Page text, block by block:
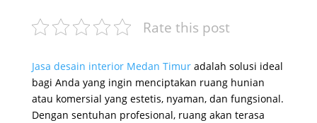
Rate this post
Jasa desain interior Medan Timuradalah solusi ideal
bagi Anda yang ingin menciptakan ruang hunian
atau komersial yang estetis, nyaman, dan fungsional.
Dengan sentuhan profesional, ruang akan terasa